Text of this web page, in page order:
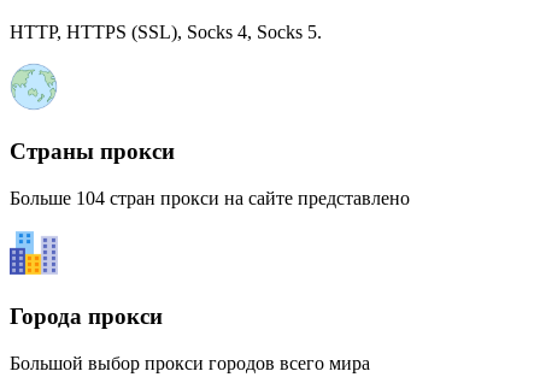
HTTP, HTTPS (SSL), Socks 4, Socks 5.
Страны прокси
Больше 104 стран прокси на сайте представлено
Города прокси
Большой выбор прокси городов всего мира